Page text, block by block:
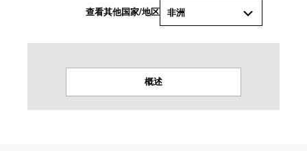
查看其他国家/地区 非洲
概述